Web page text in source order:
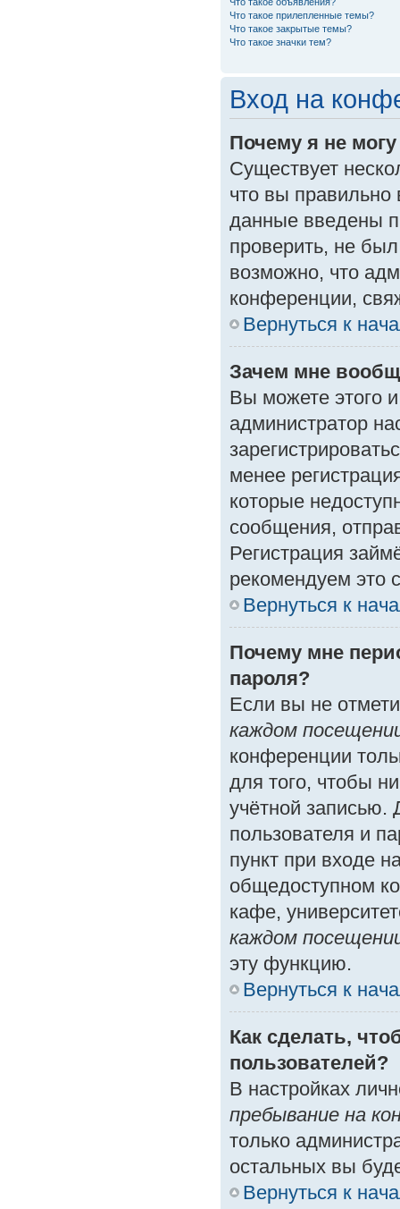
Что такое прилепленные темы?
Что такое закрытые темы?
Что такое значки тем?
Вход на
Почему я не
Существует
что вы правильно
данные введены
проверить, не
возможно, что
конференции,
Вернуться к
Зачем мне
Вы можете этого и
администратор
менее
которые
сообщения,
Регистрация
рекомендуем это
Вернуться к
Почему мне
пароля?
Если вы не
каждом
конференции
для того, чтобы
учётной записью.
пользователя и
пункт при входе
общедоступном
кафе,
каждом
эту функцию.
Вернуться к
Как сделать,
пользователей?
В настройках
пребывание на
только
остальных вы
Вернуться к